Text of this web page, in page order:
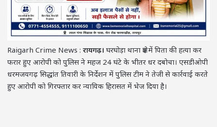
Raigarh Crime News : रायगढ़। घरघोड़ा थाना क्षेत्र में पिता की हत्या कर
फरार हुए आरोपी को पुलिस ने महज 24 घंटे के भीतर धर दबोचा। एसडीओपी
धरमजयगढ़ सिद्धांत तिवारी के निर्देशन में पुलिस टीम ने तेजी से कार्रवाई करते
हुए आरोपी को गिरफ्तार कर न्यायिक हिरासत में भेज दिया है।